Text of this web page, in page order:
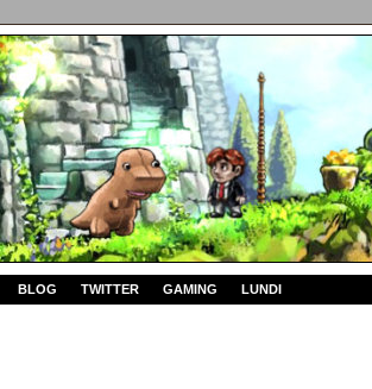
BLOG TWITTER GAMING LUNDI